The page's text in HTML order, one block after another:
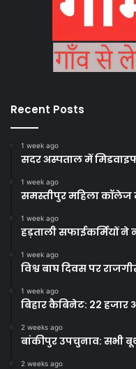
Recent Posts
1 week ago
सदर अस्पताल में
1 week ago
समस्तीपुर महिला कॉलेज
1 week ago
हड़ताली सफाईकर्मियों ने
1 week ago
विश्व बाघ दिवस पर
1 week ago
बिहार कैबिनेट: 22 हजार
2 weeks ago
बांकीपुर उपचुनाव: सभी
2 weeks ago